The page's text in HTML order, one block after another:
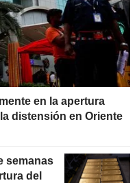
en la apertura
distensión en Oriente
semanas
del